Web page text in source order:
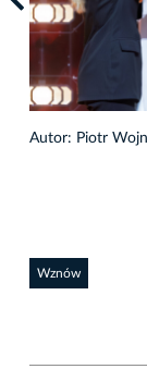
Autor: Piotr
Wznów